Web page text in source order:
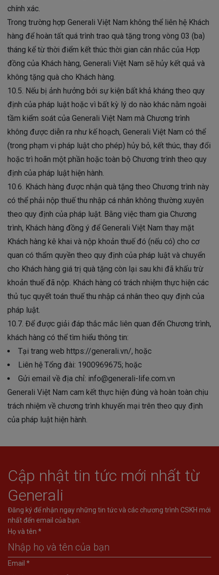
chính xác.
Trong trường hợp Generali Việt Nam không thể liên hệ Khách
hàng để hoàn tất quá trình trao quà tặng trong vòng 03 (ba)
tháng kể từ thời điểm kết thúc thời gian cân nhắc của Hợp
đồng của Khách hàng, Generali Việt Nam sẽ hủy kết quả và
không tặng quà cho Khách hàng.
10.5. Nếu bị ảnh hưởng bởi sự kiện bất khả kháng theo quy
định của pháp luật hoặc vì bất kỳ lý do nào khác nằm ngoài
tầm kiểm soát của Generali Việt Nam mà Chương trình
không được diễn ra như kế hoạch, Generali Việt Nam có thể
(trong phạm vi pháp luật cho phép) hủy bỏ, kết thúc, thay đổi
hoặc trì hoãn một phần hoặc toàn bộ Chương trình theo quy
định của pháp luật hiện hành.
10.6. Khách hàng được nhận quà tặng theo Chương trình này
có thể phải nộp thuế thu nhập cá nhân không thường xuyên
theo quy định của pháp luật. Bằng việc tham gia Chương
trình, Khách hàng đồng ý để Generali Việt Nam thay mặt
Khách hàng kê khai và nộp khoản thuế đó (nếu có) cho cơ
quan có thẩm quyền theo quy định của pháp luật và chuyển
cho Khách hàng giá trị quà tặng còn lại sau khi đã khấu trừ
khoản thuế đã nộp. Khách hàng có trách nhiệm thực hiện các
thủ tục quyết toán thuế thu nhập cá nhân theo quy định của
pháp luật.
10.7. Để được giải đáp thắc mắc liên quan đến Chương trình,
khách hàng có thể tìm hiểu thông tin:
Tại trang web https://generali.vn/, hoặc
Liên hệ Tổng đài: 1900969675; hoặc
Gửi email về địa chỉ: info@generali-life.com.vn
Generali Việt Nam cam kết thực hiện đúng và hoàn toàn chịu
trách nhiệm về chương trình khuyến mại trên theo quy định
của pháp luật hiện hành.
Cập nhật tin tức mới nhất từ
Generali
Đăng ký để nhận ngay những tin tức và các chương trình CSKH mới
nhất đến email của bạn.
Họ và tên *
Email *